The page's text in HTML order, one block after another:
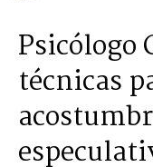
96.3
FM
Psicólogo
técnicas